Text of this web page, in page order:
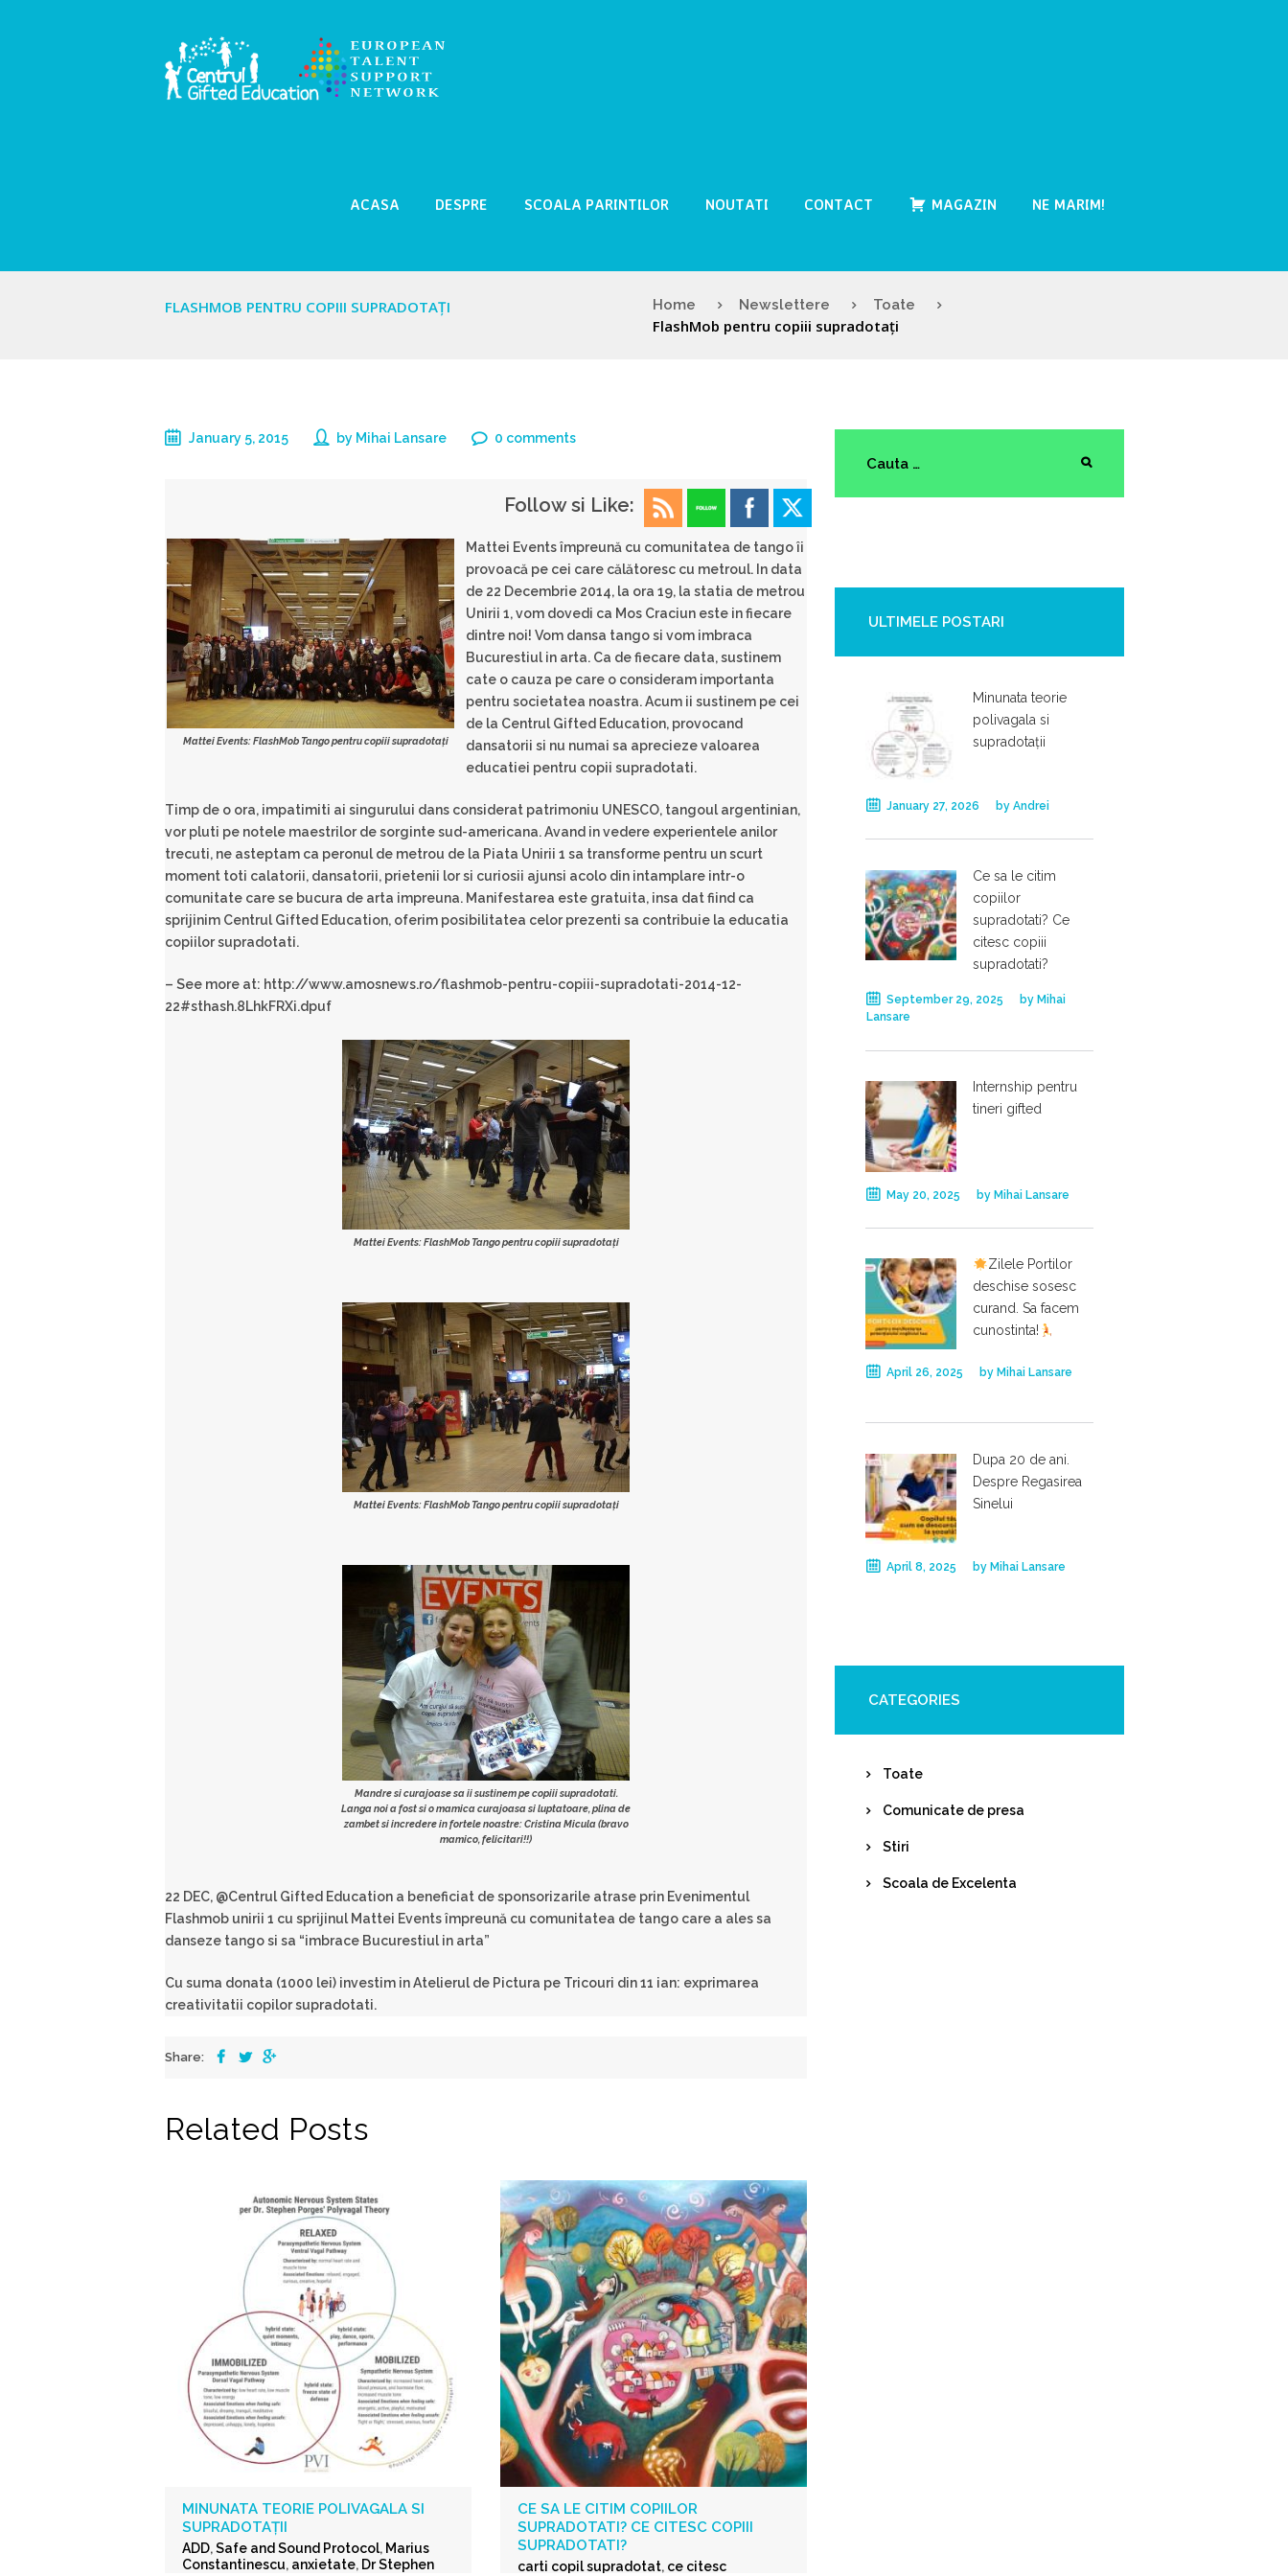
ACASA DESPRE SCOALA PARINTILOR NOUTATI CONTACT MAGAZIN NE MARIM!
FLASHMOB PENTRU COPIII SUPRADOTAȚI Home Newslettere Toate
FlashMob pentru copiii supradotați
January 5, 2015 by Mihai Lansare 0 comments
Follow si Like:
Mattei Events: FlashMob Tango pentru copiii supradotați
Mattei Events împreună cu comunitatea de tango îi
provoacă pe cei care călătoresc cu metroul. In data
de 22 Decembrie 2014, la ora 19, la statia de metrou
Unirii 1, vom dovedi ca Mos Craciun este in fiecare
dintre noi! Vom dansa tango si vom imbraca
Bucurestiul in arta. Ca de fiecare data, sustinem
cate o cauza pe care o consideram importanta
pentru societatea noastra. Acum ii sustinem pe cei
de la Centrul Gifted Education, provocand
dansatorii si nu numai sa aprecieze valoarea
educatiei pentru copii supradotati.
Timp de o ora, impatimiti ai singurului dans considerat patrimoniu UNESCO, tangoul argentinian,
vor pluti pe notele maestrilor de sorginte sud-americana. Avand in vedere experientele anilor
trecuti, ne asteptam ca peronul de metrou de la Piata Unirii 1 sa transforme pentru un scurt
moment toti calatorii, dansatorii, prietenii lor si curiosii ajunsi acolo din intamplare intr-o
comunitate care se bucura de arta impreuna. Manifestarea este gratuita, insa dat fiind ca
sprijinim Centrul Gifted Education, oferim posibilitatea celor prezenti sa contribuie la educatia
copiilor supradotati.
– See more at: http://www.amosnews.ro/flashmob-pentru-copiii-supradotati-2014-12-
22#sthash.8LhkFRXi.dpuf
Mattei Events: FlashMob Tango pentru copiii supradotați
Mattei Events: FlashMob Tango pentru copiii supradotați
Mandre si curajoase sa ii sustinem pe copiii supradotati.
Langa noi a fost si o mamica curajoasa si luptatoare, plina de
zambet si incredere in fortele noastre: Cristina Micula (bravo
mamico, felicitari!!)
22 DEC, @Centrul Gifted Education a beneficiat de sponsorizarile atrase prin Evenimentul
Flashmob unirii 1 cu sprijinul Mattei Events împreună cu comunitatea de tango care a ales sa
danseze tango si sa “imbrace Bucurestiul in arta”
Cu suma donata (1000 lei) investim in Atelierul de Pictura pe Tricouri din 11 ian: exprimarea
creativitatii copilor supradotati.
Share:
Related Posts
MINUNATA TEORIE POLIVAGALA SI
SUPRADOTAȚII
ADD,Safe and Sound Protocol, Marius
Constantinescu, anxietate, Dr Stephen
CE SA LE CITIM COPIILOR
SUPRADOTATI? CE CITESC COPIII
SUPRADOTATI?
carti copil supradotat, ce citesc
ULTIMELE POSTARI
Minunata teorie
polivagala si
supradotații
January 27, 2026 by Andrei
Ce sa le citim
copiilor
supradotati? Ce
citesc copiii
supradotati?
September 29, 2025 by Mihai
Lansare
Internship pentru
tineri gifted
May 20, 2025 by Mihai Lansare
Zilele Portilor
deschise sosesc
curand. Sa facem
cunostinta!
April 26, 2025 by Mihai Lansare
Dupa 20 de ani.
Despre Regasirea
Sinelui
April 8, 2025 by Mihai Lansare
CATEGORIES
Toate
Comunicate de presa
Stiri
Scoala de Excelenta